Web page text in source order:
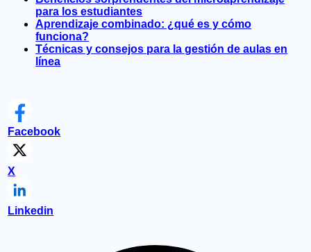
para los estudiantes
Aprendizaje combinado: ¿qué es y cómo
funciona?
Técnicas y consejos para la gestión de aulas en
línea
Facebook
X
Linkedin